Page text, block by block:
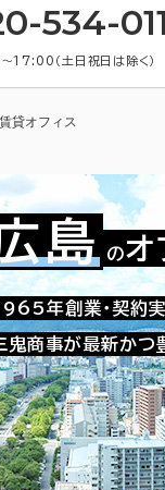
534-011
17:00（土日祝日は除く）
貸オフィス
お問い合
島 のオ
年創業・契約
鬼商事が最新かつ